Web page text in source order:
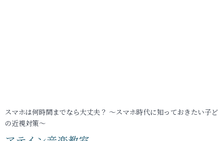
スマホは何時間までなら大丈夫？ ～スマホ時代に知っておきたい子
の近視対策～